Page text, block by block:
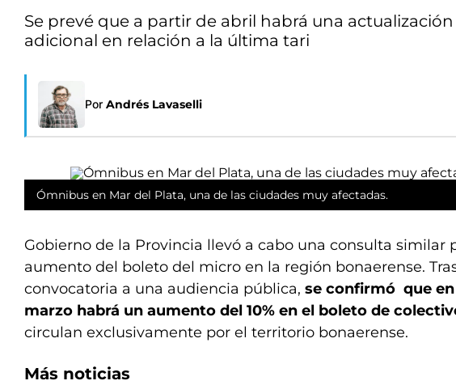
Se prevé que a partir de abril habrá una
adicional en relación a la última tari
Por Andrés Lavaselli
Ómnibus en Mar del Plata, una de las ciudades muy afectadas.
Gobierno de la Provincia llevó a cabo una consulta similar
aumento del boleto del micro en la región bonaerense.
convocatoria a una audiencia pública, se confirmó que en
marzo habrá un aumento del 10% en el boleto de
circulan exclusivamente por el territorio bonaerense.
Más noticias